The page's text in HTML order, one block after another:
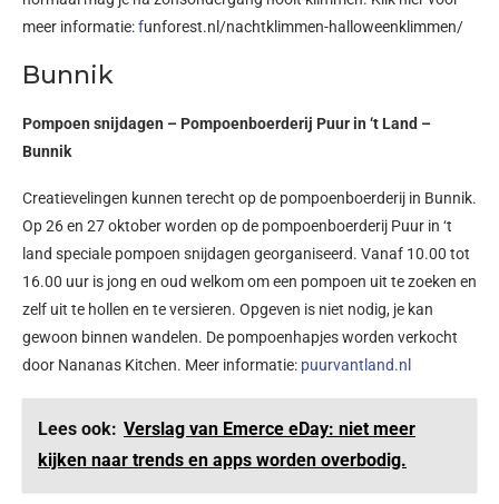
meer informatie:funforest.nl/nachtklimmen-halloweenklimmen/
Bunnik
Pompoen snijdagen – Pompoenboerderij Puur in ‘t Land –
Bunnik
Creatievelingen kunnen terecht op de pompoenboerderij in Bunnik.
Op 26 en 27 oktober worden op de pompoenboerderij Puur in ‘t
land speciale pompoen snijdagen georganiseerd. Vanaf 10.00 tot
16.00 uur is jong en oud welkom om een pompoen uit te zoeken en
zelf uit te hollen en te versieren. Opgeven is niet nodig, je kan
gewoon binnen wandelen. De pompoenhapjes worden verkocht
door Nananas Kitchen. Meer informatie: puurvantland.nl
Lees ook: Verslag van Emerce eDay: niet meer
kijken naar trends en apps worden overbodig.